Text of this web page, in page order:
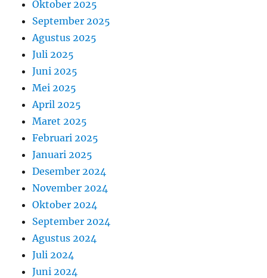
Oktober 2025
September 2025
Agustus 2025
Juli 2025
Juni 2025
Mei 2025
April 2025
Maret 2025
Februari 2025
Januari 2025
Desember 2024
November 2024
Oktober 2024
September 2024
Agustus 2024
Juli 2024
Juni 2024